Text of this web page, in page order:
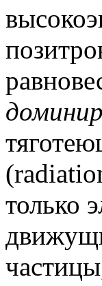
только